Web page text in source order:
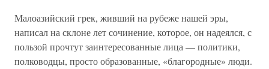
Малоазийский грек, живший на рубеже нашей эры,
написал на склоне лет сочинение, которое, он надеялся, с
пользой прочтут заинтересованные лица — политики,
полководцы, просто образованные, «благородные» люди.